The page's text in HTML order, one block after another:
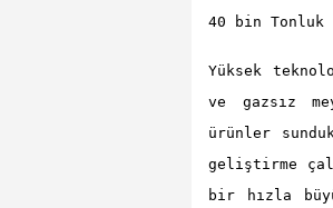
40 bin
Yüksek
ve gazsız
ürünler
geliştirme
bir hızla